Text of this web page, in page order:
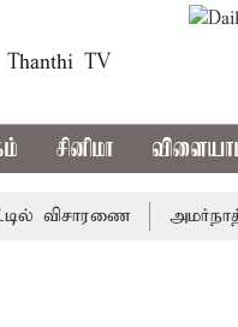
Thanthi TV
சினிமா
அமர்நாத்